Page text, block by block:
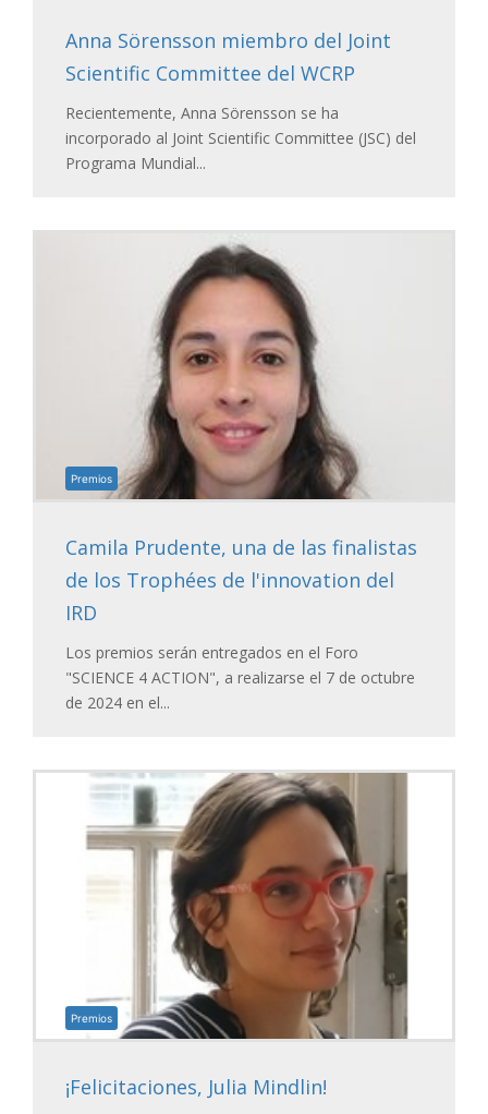
Anna Sörensson miembro del Joint
Scientific Committee del WCRP
Recientemente, Anna Sörensson se ha
incorporado al Joint Scientific Committee (JSC) del
Programa Mundial...
Premios
Camila Prudente, una de las finalistas
de los Trophées de l'innovation del
IRD
Los premios serán entregados en el Foro
"SCIENCE 4 ACTION", a realizarse el 7 de octubre
de 2024 en el...
Premios
¡Felicitaciones, Julia Mindlin!